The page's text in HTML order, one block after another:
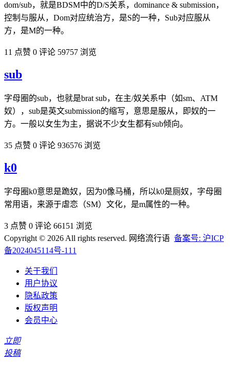
dom/sub，就是BDSM中的D/S关系，dominance & submission，
控制与服从，Dom对应统治方，是S的一种，Sub对应服从
方，是M的一种。
11 点赞 0 评论 59757 浏览
sub
字母圈的sub，也就是brat sub，在主/奴关系中（如sm、ATM
奴），sub是英文submission的缩写，意思是服从，即奴的一
方。一般以女生为主，据说不少女生都有sub倾向。
35 点赞 0 评论 936576 浏览
k0
字母圈k0意思是跪奴，因为0像马桶，所以k0是厕奴，字母圈
常用语，来源于虐恋（SM）文化，是m属性的一种。
3 点赞 0 评论 66151 浏览
Copyright © 2026 All rights reserved. 网络流行语 备案号: 沪ICP
备2024045114号-111
关于我们
用户协议
隐私政策
版权声明
会员中心
立即
投稿